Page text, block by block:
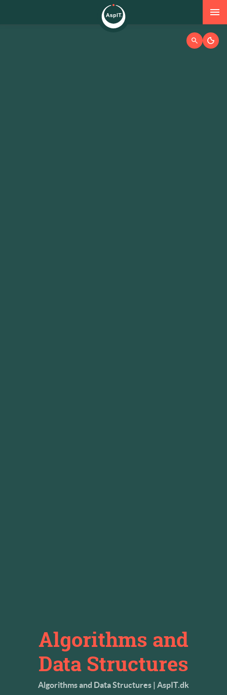
Algorithms and
Data Structures
Algorithms and Data Structures | AspIT.dk